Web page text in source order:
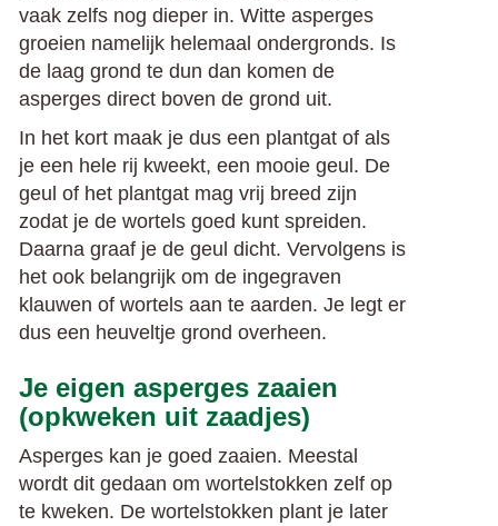
vaak zelfs nog dieper in. Witte asperges
groeien namelijk helemaal ondergronds. Is
de laag grond te dun dan komen de
asperges direct boven de grond uit.
In het kort maak je dus een plantgat of als
je een hele rij kweekt, een mooie geul. De
geul of het plantgat mag vrij breed zijn
zodat je de wortels goed kunt spreiden.
Daarna graaf je de geul dicht. Vervolgens is
het ook belangrijk om de ingegraven
klauwen of wortels aan te aarden. Je legt er
dus een heuveltje grond overheen.
Je eigen asperges zaaien
(opkweken uit zaadjes)
Asperges kan je goed zaaien. Meestal
wordt dit gedaan om wortelstokken zelf op
te kweken. De wortelstokken plant je later